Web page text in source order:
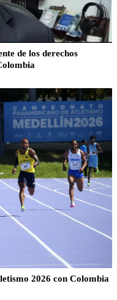
de los derechos
2026 con Colombia